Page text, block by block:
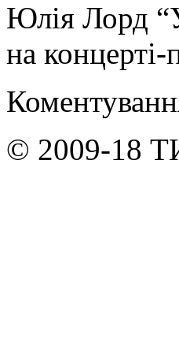
Юлія Лорд
на
© 2009-18